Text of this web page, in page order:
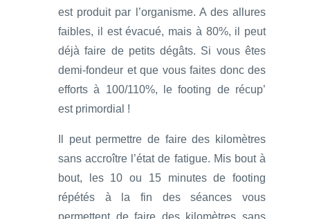
est produit par l’organisme. A des allures
faibles, il est évacué, mais à 80%, il peut
déjà faire de petits dégâts. Si vous êtes
demi-fondeur et que vous faites donc des
efforts à 100/110%, le footing de récup’
est primordial !
Il peut permettre de faire des kilomètres
sans accroître l’état de fatigue. Mis bout à
bout, les 10 ou 15 minutes de footing
répétés à la fin des séances vous